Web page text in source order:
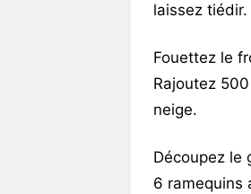
laissez tiédir.
Fouettez le
Rajoutez
neige.
Découpez le
6 ramequins